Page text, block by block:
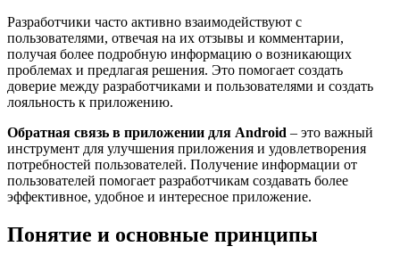
Разработчики часто активно взаимодействуют с
пользователями, отвечая на их отзывы и комментарии,
получая более подробную информацию о возникающих
проблемах и предлагая решения. Это помогает создать
доверие между разработчиками и пользователями и создать
лояльность к приложению.
Обратная связь в приложении для Android – это важный
инструмент для улучшения приложения и удовлетворения
потребностей пользователей. Получение информации от
пользователей помогает разработчикам создавать более
эффективное, удобное и интересное приложение.
Понятие и основные принципы